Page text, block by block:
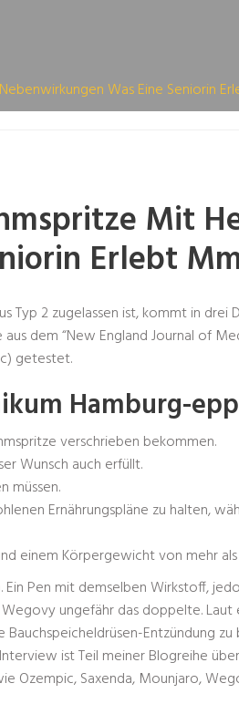
ROLL FORMING MACHINE
MACHINE
MACHINE
Was Eine Seniorin
Mit
Erlebt
Typ 2 zugelassen ist, kommt in
dem “New England Journal of
getestet.
Hamburg-
verschrieben bekommen.
Wunsch auch erfüllt.
müssen.
Ernährungspläne zu halten,
einem Körpergewicht von mehr
Pen mit demselben Wirkstoff,
ungefähr das doppelte.
Entzündung
ist Teil meiner Blogreihe
Ozempic, Saxenda, Mounjaro,